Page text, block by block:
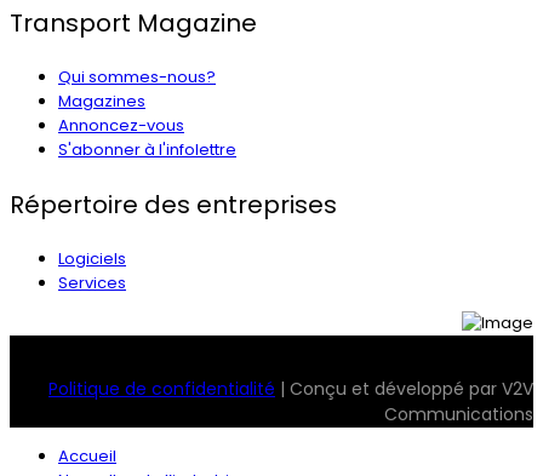
Transport Magazine
Qui sommes-nous?
Magazines
Annoncez-vous
S'abonner à l'infolettre
Répertoire des entreprises
Logiciels
Services
Politique de confidentialité | Conçu et développé par V2V
Communications
Accueil